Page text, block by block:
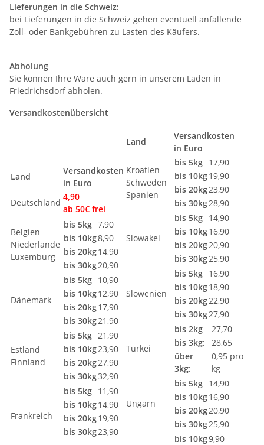
Lieferungen in die Schweiz:
bei Lieferungen in die Schweiz gehen eventuell anfallende
Zoll- oder Bankgebühren zu Lasten des Käufers.
Abholung
Sie können Ihre Ware auch gern in unserem Laden in
Friedrichsdorf abholen.
Versandkostenübersicht
Land
Versandkosten
in Euro
Deutschland
4,90
ab 50€ frei
Belgien
Niederlande
Luxemburg
bis 5kg 7,90
bis 10kg8,90
bis 20kg14,90
bis 30kg20,90
Dänemark
bis 5kg 10,90
bis 10kg12,90
bis 20kg17,90
bis 30kg21,90
Estland
Finnland
bis 5kg 21,90
bis 10kg23,90
bis 20kg27,90
bis 30kg32,90
Frankreich
bis 5kg 11,90
bis 10kg14,90
bis 20kg19,90
bis 30kg23,90
Land
Versandkosten
in Euro
Kroatien
Schweden
Spanien
bis 5kg 17,90
bis 10kg19,90
bis 20kg23,90
bis 30kg28,90
Slowakei
bis 5kg 14,90
bis 10kg16,90
bis 20kg20,90
bis 30kg25,90
Slowenien
bis 5kg 16,90
bis 10kg18,90
bis 20kg22,90
bis 30kg27,90
Türkei
bis 2kg
27,70
bis 3kg:
28,65
über
3kg:
0,95 pro
kg
Ungarn
bis 5kg 14,90
bis 10kg16,90
bis 20kg20,90
bis 30kg25,90
bis 10kg9,90